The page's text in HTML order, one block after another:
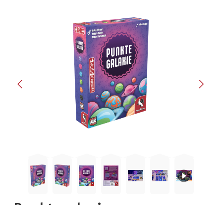
Bildergalerie überspringen